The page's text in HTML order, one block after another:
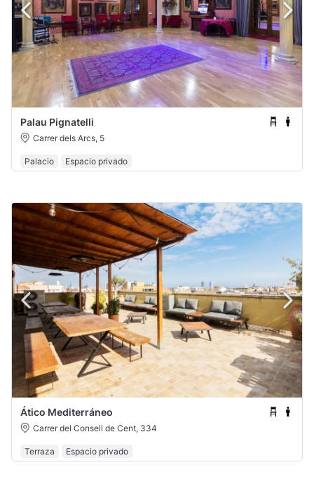
Palau Pignatelli
Carrer dels Arcs, 5
Palacio Espacio privado
Ático Mediterráneo
Carrer del Consell de Cent, 334
Terraza Espacio privado